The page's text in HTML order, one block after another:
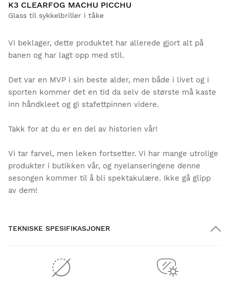
K3 CLEARFOG MACHU PICCHU
Glass til sykkelbriller i tåke
Vi beklager, dette produktet har allerede gjort alt på
banen og har lagt opp med stil.
Det var en MVP i sin beste alder, men både i livet og i
sporten kommer det en tid da selv de største må kaste
inn håndkleet og gi stafettpinnen videre.
Takk for at du er en del av historien vår!
Vi tar farvel, men leken fortsetter. Vi har mange utrolige
produkter i butikken vår, og nyelanseringene denne
sesongen kommer til å bli spektakulære. Ikke gå glipp
av dem!
TEKNISKE SPESIFIKASJONER